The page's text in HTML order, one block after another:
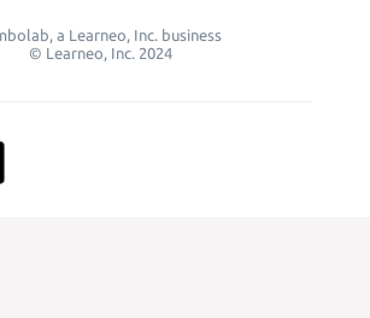
a Learneo, Inc. business
© Learneo, Inc. 2024